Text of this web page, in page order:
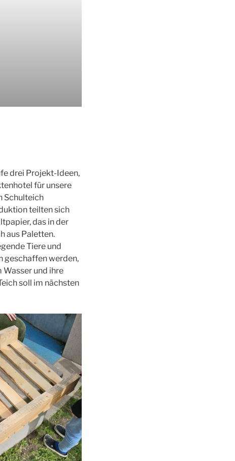
drei Projekt-Ideen,
für unsere
Schulteich
teilten sich
das in der
aus Paletten.
Tiere und
geschaffen werden,
Wasser und ihre
soll im nächsten